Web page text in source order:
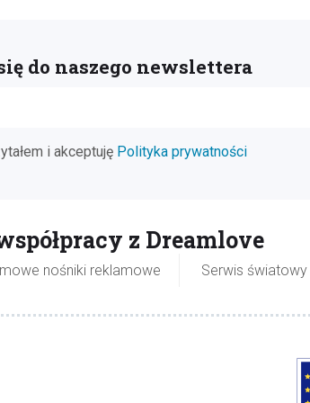
do naszego newslettera
i akceptuję Polityka prywatności
z Dreamlove
nośniki reklamowe Serwis światowy